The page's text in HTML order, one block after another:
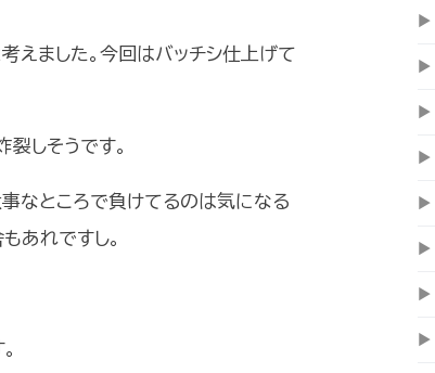
えました。今回はバッチシ仕上げて
しそうです。
なところで負けてるのは気になる
あれですし。
▶
▶
▶
▶
▶
▶
▶
▶